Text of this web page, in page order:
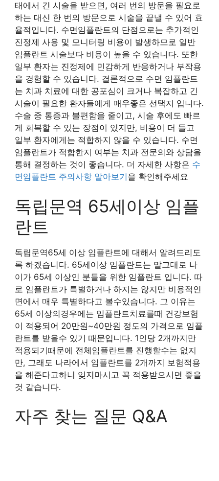
태에서 긴 시술을 받으면, 여러 번의 방문을 필요로
하는 대신 한 번의 방문으로 시술을 끝낼 수 있어 효
율적입니다. 수면임플란트의 단점으로는 추가적인
진정제 사용 및 모니터링 비용이 발생하므로 일반
임플란트 시술보다 비용이 높을 수 있습니다. 또한
일부 환자는 진정제에 민감하게 반응하거나 부작용
을 경험할 수 있습니다. 결론적으로 수면 임플란트
는 치과 치료에 대한 공포심이 크거나 복잡하고 긴
시술이 필요한 환자들에게 매우좋은 선택지 입니다.
수술 중 통증과 불편함을 줄이고, 시술 후에도 빠르
게 회복할 수 있는 장점이 있지만, 비용이 더 들고
일부 환자에게는 적합하지 않을 수 있습니다. 수면
임플란트가 적합한지 여부는 치과 전문의와 상담을
통해 결정하는 것이 좋습니다. 더 자세한 사항은 수
면임플란트 주의사항 알아보기 을 확인해주세요
독립문역 65세이상 임플
란트
독립문역65세 이상 임플란트에 대해서 알려드리도
록 하겠습니다. 65세이상 임플란트는 말그대로 나
이가 65세 이상인 분들을 위한 임플란트 입니다. 따
로 임플란트가 특별하거나 하지는 않지만 비용적인
면에서 매우 특별하다고 볼수있습니다. 그 이유는
65세 이상의경우에는 임플란트치료를때 건강보험
이 적용되어 20만원~40만원 정도의 가격으로 임플
란트를 받을수 있기 때문입니다. 1인당 2개까지만
적용되기때문에 전체임플란트를 진행할수는 없지
만, 그래도 나라에서 임플란트를 2개까지 보험적용
을 해준다고하니 잊지마시고 꼭 적용받으시면 좋을
것 같습니다.
자주 찾는 질문 Q&A